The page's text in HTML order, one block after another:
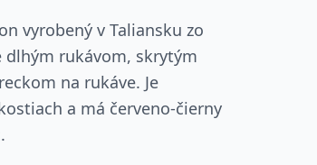
vyrobený v Taliansku zo
dlhým rukávom, skrytým
na rukáve. Je
a má červeno-čierny